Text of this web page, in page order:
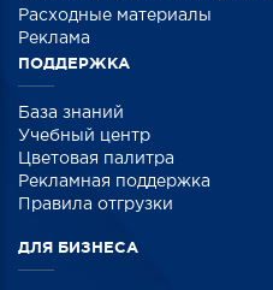
Расходные материалы
Реклама
ПОДДЕРЖКА
База знаний
Учебный центр
Цветовая палитра
Рекламная поддержка
Правила отгрузки
ДЛЯ БИЗНЕСА